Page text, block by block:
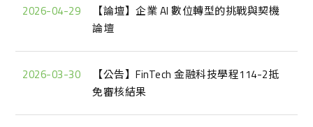
2026-04-29
【論壇】企業 AI 數位轉型的挑戰與契機
論壇
2026-03-30
【公告】FinTech 金融科技學程114-2抵
免審核結果